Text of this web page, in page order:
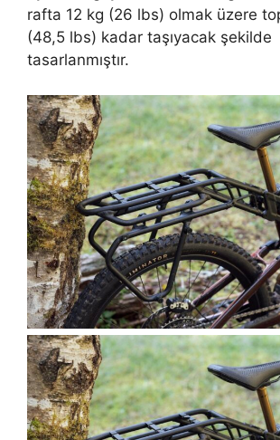
rafta 12 kg (26 lbs) olmak üzere
(48,5 lbs) kadar taşıyacak şekilde
tasarlanmıştır.